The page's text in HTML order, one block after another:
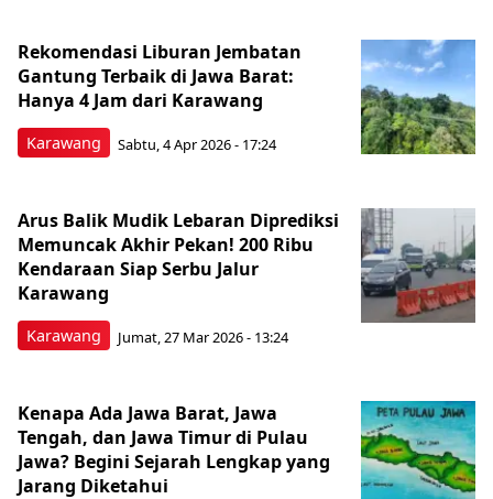
Karawang
Rekomendasi Liburan Jembatan
Gantung Terbaik di Jawa Barat:
Hanya 4 Jam dari Karawang
Sabtu, 4 Apr 2026 - 17:24
Karawang
Arus Balik Mudik Lebaran Diprediksi
Memuncak Akhir Pekan! 200 Ribu
Kendaraan Siap Serbu Jalur
Karawang
Jumat, 27 Mar 2026 - 13:24
Kenapa Ada Jawa Barat, Jawa
Tengah, dan Jawa Timur di Pulau
Jawa? Begini Sejarah Lengkap yang
Jarang Diketahui